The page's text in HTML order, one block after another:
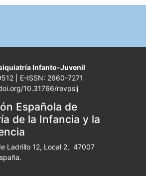
Infanto-Juvenil
| E-ISSN: 2660-7271
10.31766/revpsij
Española de
de la Infancia y la
Ladrillo 12, Local 2, 47007